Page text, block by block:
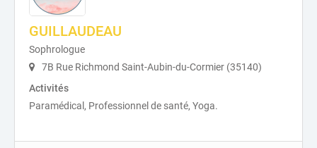
GUILLAUDEAU
Sophrologue
7B Rue Richmond Saint-Aubin-du-Cormier (35140)
Activités
Paramédical, Professionnel de santé, Yoga.